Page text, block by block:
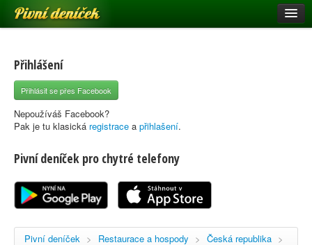
Pivní deníček
Pivní mapa
Pivní značky
Nápověda
Registrace
Přihlášení
Přihlásit se přes Facebook
Nepoužíváš Facebook?
Pak je tu klasická registrace a přihlašení.
Pivní deníček pro chytré telefony
Pivní deníček > Restaurace a hospody > Česká republika >